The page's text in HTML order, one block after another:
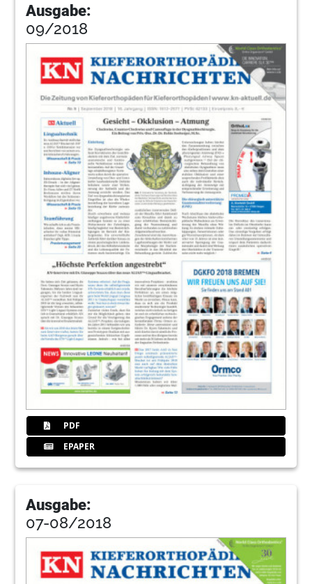
Ausgabe:
09/2018
PDF
EPAPER
Ausgabe:
07-08/2018